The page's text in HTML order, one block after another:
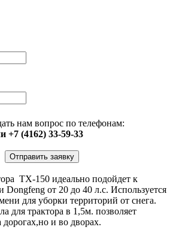
нам вопрос по телефонам:
+7 (4162) 33-59-33
Отправить заявку
TX-150 идеально подойдет к
Dongfeng от 20 до 40 л.с. Используется
для уборки территорий от снега.
для трактора в 1,5м. позволяет
дорогах,но и во дворах.